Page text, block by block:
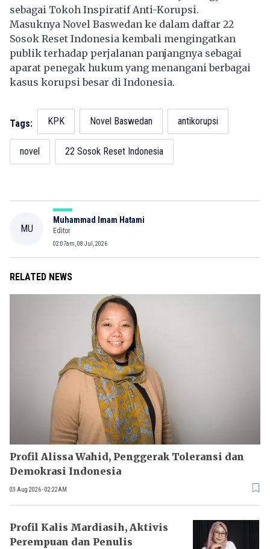
sebagai Tokoh Inspiratif Anti-Korupsi.
Masuknya Novel Baswedan ke dalam daftar 22
Sosok Reset Indonesia kembali mengingatkan
publik terhadap perjalanan panjangnya sebagai
aparat penegak hukum yang menangani berbagai
kasus korupsi besar di Indonesia.
Tags: KPK Novel Baswedan antikorupsi
novel 22 Sosok Reset Indonesia
MU
Muhammad Imam Hatami
Editor
02:07am, 08 Jul, 2026
RELATED NEWS
Profil Alissa Wahid, Penggerak Toleransi dan
Demokrasi Indonesia
03 Aug 2026 - 02:22AM
Profil Kalis Mardiasih, Aktivis
Perempuan dan Penulis